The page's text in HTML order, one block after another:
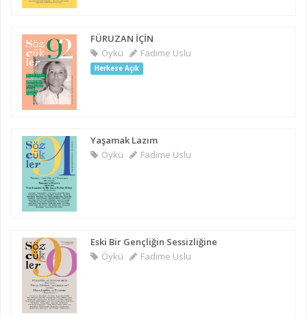
FÜRUZAN İÇİN
Öykü
Fadime Uslu
Herkese Açık
Yaşamak Lazım
Öykü
Fadime Uslu
Eski Bir Gençliğin Sessizliğine
Öykü
Fadime Uslu